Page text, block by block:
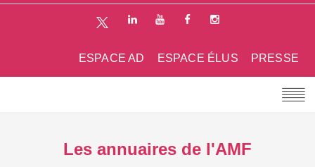
PRESSE
ESPACE ÉLUS
ESPACE AD
Les annuaires de l'AMF